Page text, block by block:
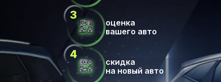
оценка
вашего авто
скидка
на новый авто